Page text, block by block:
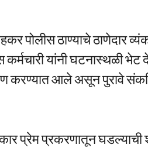
पोलीस ठाण्याचे ठाणेदार
यांनी घटनास्थळी
करण्यात आले असून पुरावे
प्रेम प्रकरणातून